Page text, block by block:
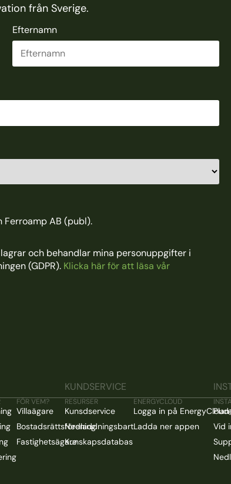
från Sverige.
Efternamn
AB (publ).
och behandlar mina personuppgifter i
(GDPR). Klicka här för att läsa vår
FÖR VEM?
Villaägare
Bostadsrättsförening
Fastighetsägare
KUNDSERVICE
RESURSER
Kunsdservice
Nedladdningsbart
Kunskapsdatabas
ENERGYCLOUD
Logga in på EnergyCloud
Ladda ner appen
Vid